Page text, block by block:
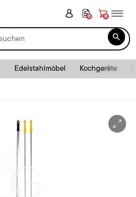
0 0

Edelstahlmöbel Kochgeräte